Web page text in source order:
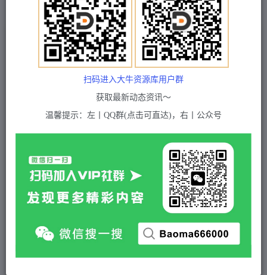
付费项目 冒泡网 正文
0粉自然流实战起号课，抖音新号0~1晋升大神之
路，打造千万带货直播运营投放课
5 积分
黄金会员 2 超级会员(永久VIP) 免费
站长QQ：1970819299
付费资源
扫码进入大牛资源库用户群
获取最新动态资讯～
温馨提示：左丨QQ群(点击可直达)，右丨公众号